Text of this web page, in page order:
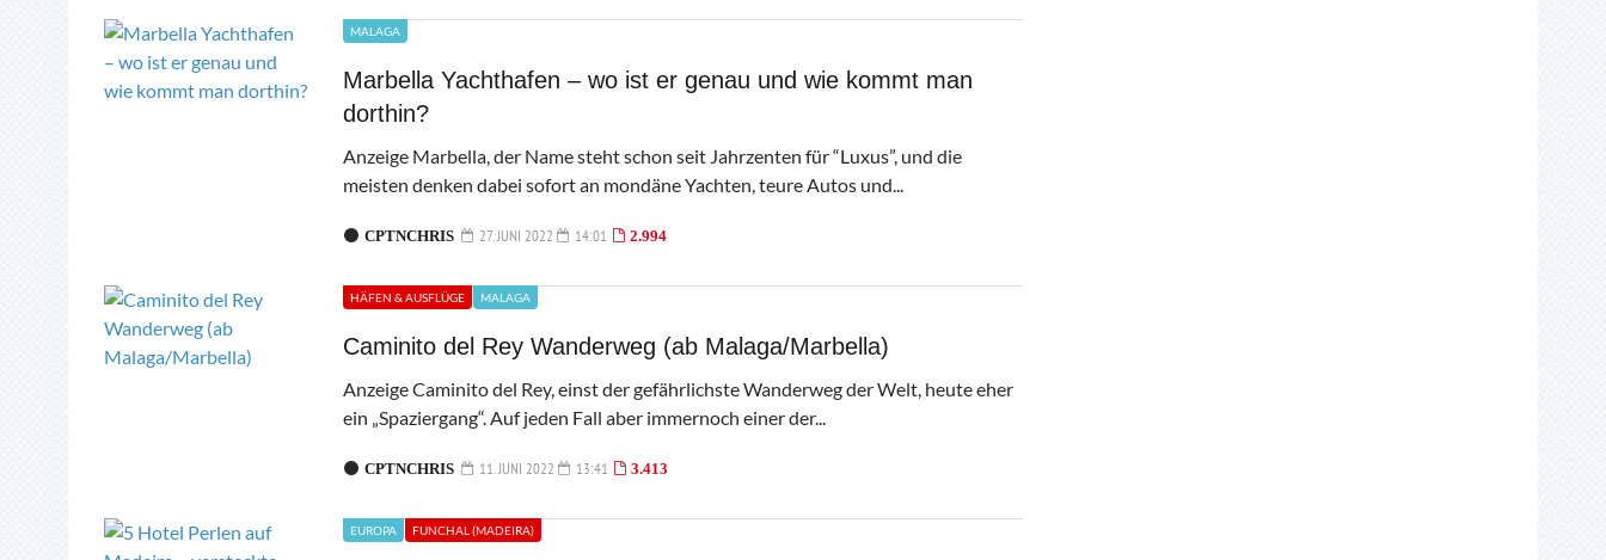
MALAGA
Marbella Yachthafen – wo ist er genau und wie kommt man
dorthin?
Anzeige Marbella, der Name steht schon seit Jahrzenten für “Luxus”, und die
meisten denken dabei sofort an mondäne Yachten, teure Autos und...
CPTNCHRIS 27. JUNI 2022 14:01 2.994
HÄFEN & AUSFLÜGE MALAGA
Caminito del Rey Wanderweg (ab Malaga/Marbella)
Anzeige Caminito del Rey, einst der gefährlichste Wanderweg der Welt, heute eher
ein „Spaziergang“. Auf jeden Fall aber immernoch einer der...
CPTNCHRIS 11. JUNI 2022 13:41 3.413
EUROPA FUNCHAL (MADEIRA)